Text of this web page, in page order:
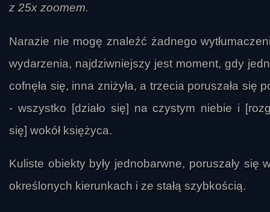
z 25x zoomem.
Narazie nie mogę znaleźć żadnego
wydarzenia, najdziwniejszy jest moment, gdy
cofnęła się, inna zniżyła, a trzecia poruszała się
- wszystko [działo się] na czystym niebie i
się] wokół księżyca.
Kuliste obiekty były jednobarwne, poruszały się
określonych kierunkach i ze stałą szybkością.